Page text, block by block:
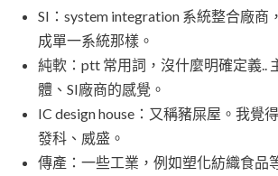
SI：system integration 系統整合廠商
成單一系統那樣。
純軟：ptt 常用詞，沒什麼明確定義..
體、SI廠商的感覺。
IC design house：又稱豬屎屋。我覺
發科、威盛。
傳產：一些工業，例如塑化紡織食品